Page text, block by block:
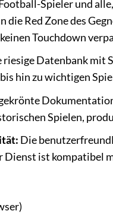
Spieler und
die Red Zone des
Touchdown
Datenbank mit
hin zu wichtigen
Spielen,
Die
Dienst ist kompatibel